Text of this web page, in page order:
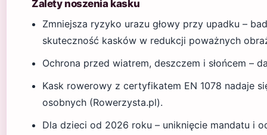
Zalety noszenia kasku
Zmniejsza ryzyko urazu głowy przy upadku –
skuteczność kasków w redukcji poważnych
Ochrona przed wiatrem, deszczem i słońcem –
Kask rowerowy z certyfikatem EN 1078 nadaje
osobnych (Rowerzysta.pl).
Dla dzieci od 2026 roku – uniknięcie mandatu i